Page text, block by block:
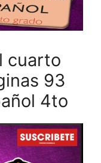
cuarto
93
4to